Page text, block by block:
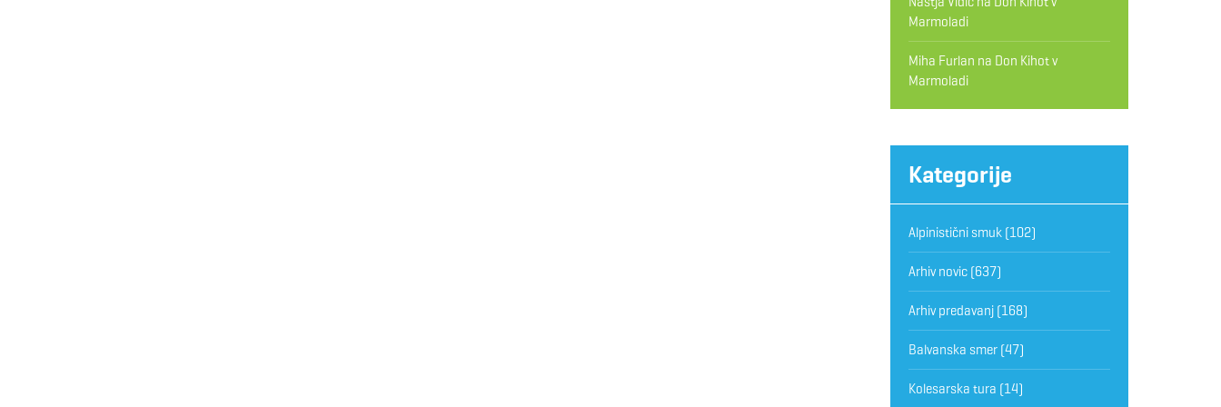
Marmoladi
Miha Furlan na Don Kihot v
Marmoladi
Kategorije
Alpinistični smuk(102)
Arhiv novic(637)
Arhiv predavanj(168)
Balvanska smer(47)
Kolesarska tura (14)